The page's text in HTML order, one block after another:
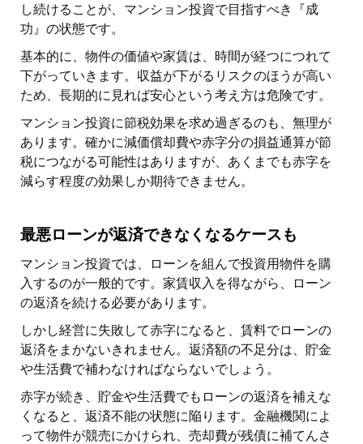
し続けることが、マンション投資で目指すべき『成
功』の状態です。
基本的に、物件の価値や家賃は、時間が経つにつれて
下がっていきます。収益が下がるリスクのほうが高い
ため、長期的に見れば安心という考え方は危険です。
マンション投資に節税効果を求め過ぎるのも、無理が
あります。確かに減価償却費や赤字分の損益通算が節
税につながる可能性はありますが、あくまでも赤字を
減らす程度の効果しか期待できません。
最悪ローンが返済できなくなるケースも
マンション投資では、ローンを組んで投資用物件を購
入するのが一般的です。家賃収入を得ながら、ローン
の返済を続ける必要があります。
しかし経営に失敗して赤字になると、賃料でローンの
返済をまかないきれません。返済額の不足分は、貯金
や生活費で補わなければならないでしょう。
赤字が続き、貯金や生活費でもローンの返済を補えな
くなると、返済不能の状態に陥ります。金融機関によ
って物件が競売にかけられ、売却費が残債に補てんさ